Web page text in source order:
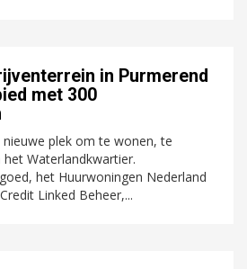
in Purmerend
met 300
plek om te wonen, te
Waterlandkwartier.
het Huurwoningen Nederland
Linked Beheer,...